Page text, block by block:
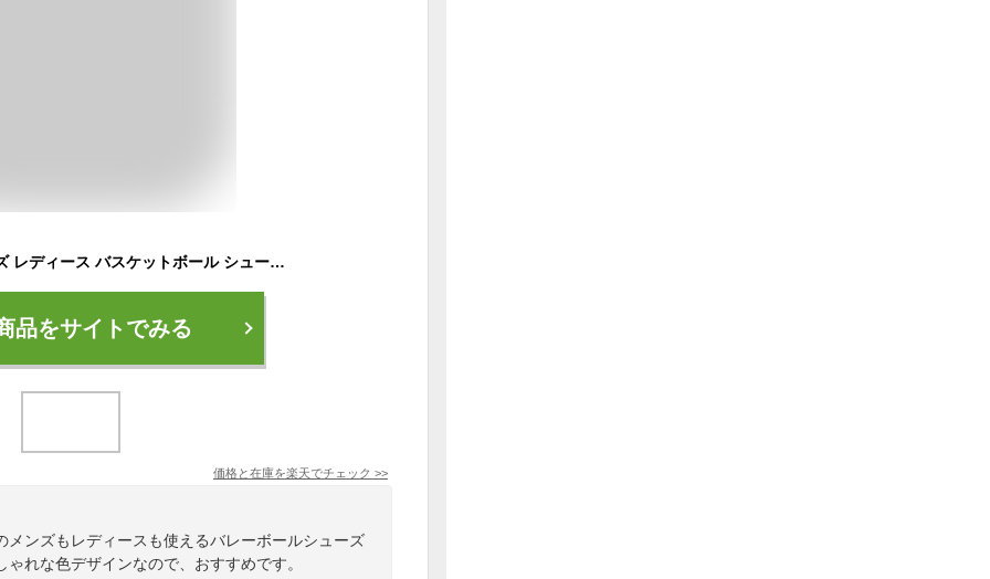
スポルディング メンズ レディース バスケットボール シューズバッグ シューズケース バスケットボール バレーボール 鞄 靴入れ 部活 トレーニング ホワイト 送料無料 SPALDING 42-002
品をサイトでみる
価格と在庫を楽天でチェック >>
メンズもレディースも使えるバレーボールシューズ
れな色デザインなので、おすすめです。